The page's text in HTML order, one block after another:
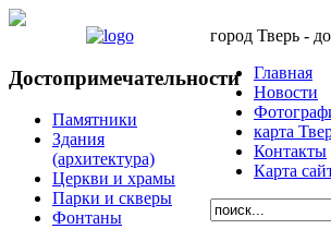
Достопримечательности
Памятники
Здания
(архитектура)
Церкви и храмы
Парки и скверы
Фонтаны
город Тверь -
Главная
Новости
карта
Контакты
Карта